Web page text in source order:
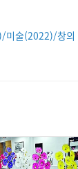
미술(2022)/창의